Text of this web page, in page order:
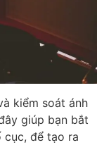
kiểm soát ánh
giúp bạn bắt
cục, để tạo ra